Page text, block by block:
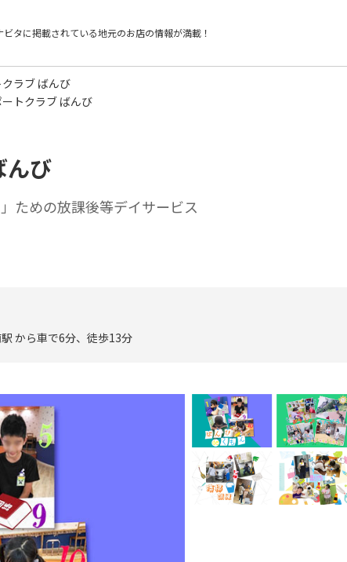
ビタに掲載されている地元のお店の情報が満載！
ラブ ばんび
トクラブ ばんび
んび
ための放課後等デイサービス
から車で6分、徒歩13分